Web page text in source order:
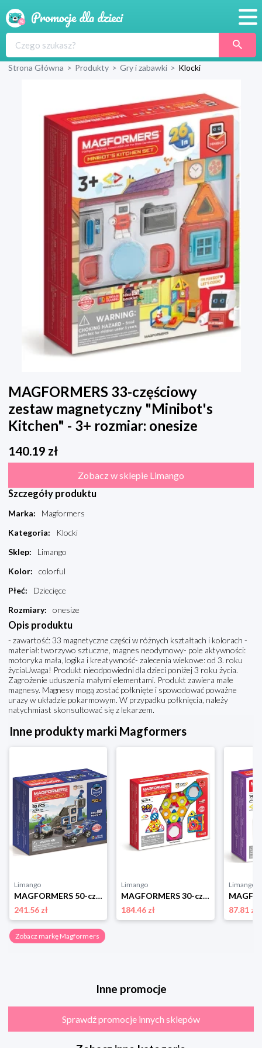
Produkty
Sklepy
Blog
Wyprawka
Strona Główna > Produkty > Gry i zabawki > Klocki
MAGFORMERS 33-częściowy
zestaw magnetyczny "Minibot's
Kitchen" - 3+ rozmiar: onesize
140.19 zł
Zobacz w sklepie Limango
Szczegóły produktu
Marka:
Magformers
Kategoria:
Klocki
Sklep:
Limango
Kolor:
colorful
Płeć:
Dziecięce
Rozmiary: onesize
Opis produktu
- zawartość: 33 magnetyczne części w różnych kształtach i kolorach -
materiał: tworzywo sztuczne, magnes neodymowy- pole aktywności:
motoryka mała, logika i kreatywność- zalecenia wiekowe: od 3. roku
życiaUwaga! Produkt nieodpowiedni dla dzieci poniżej 3 roku życia.
Zagrożenie uduszenia małymi elementami. Produkt zawiera małe
magnesy. Magnesy mogą zostać połknięte i spowodować poważne
urazy w układzie pokarmowym. W przypadku połknięcia, należy
natychmiast skonsultować się z lekarzem.
Inne produkty marki Magformers
Limango
MAGFORMERS 50-częściowy zestaw magnetyczny "Amazing Police Set" - 3+ rozmiar: onesize
241.56 zł
Limango
MAGFORMERS 30-częściowy zestaw magnetyczny "Challenger" - 3+ rozmiar: onesize
184.46 zł
Limango
87.81 zł
Zobacz markę Magformers
Inne promocje
Sprawdź promocje innych sklepów